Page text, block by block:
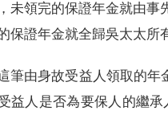
未領完的保證年金就由
保證年金就全歸吳太太所
筆由身故受益人領取的年
益人是否為要保人的繼